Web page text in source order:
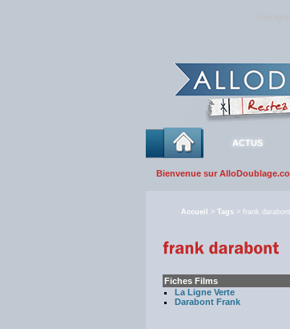
ACTUS
Bienvenue sur
Accueil > Tags > frank darabont
Fiches Films
La Ligne Verte
Darabont Frank